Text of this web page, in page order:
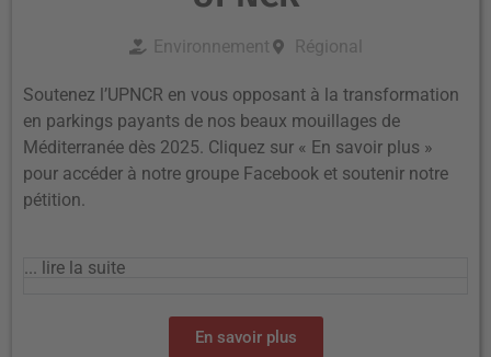
Environnement Régional
Soutenez l’UPNCR en vous opposant à la transformation
en parkings payants de nos beaux mouillages de
Méditerranée dès 2025. Cliquez sur « En savoir plus »
pour accéder à notre groupe Facebook et soutenir notre
pétition.
... lire la suite
En savoir plus